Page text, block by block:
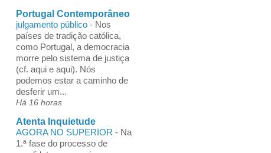
Portugal Contemporâneo
julgamento público - Nos
países de tradição católica,
como Portugal, a democracia
morre pelo sistema de justiça
(cf. aqui e aqui). Nós
podemos estar a caminho de
desferir um...
Há 16 horas
Atenta Inquietude
AGORA NO SUPERIOR - Na
1.ª fase do processo de